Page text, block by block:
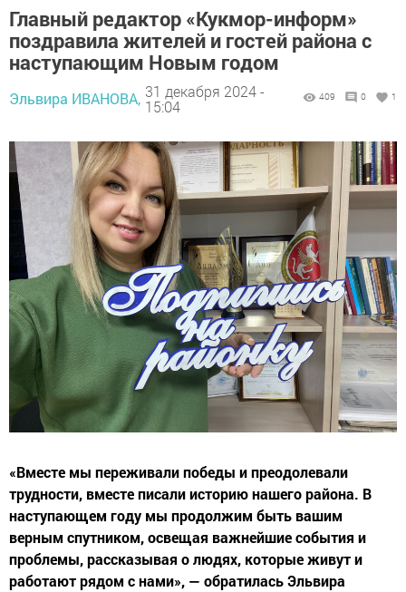
Главный редактор «Кукмор-информ»
поздравила жителей и гостей района с
наступающим Новым годом
Эльвира ИВАНОВА, 31 декабря 2024 -
15:04
409 0 1
«Вместе мы переживали победы и преодолевали
трудности, вместе писали историю нашего района. В
наступающем году мы продолжим быть вашим
верным спутником, освещая важнейшие события и
проблемы, рассказывая о людях, которые живут и
работают рядом с нами», — обратилась Эльвира